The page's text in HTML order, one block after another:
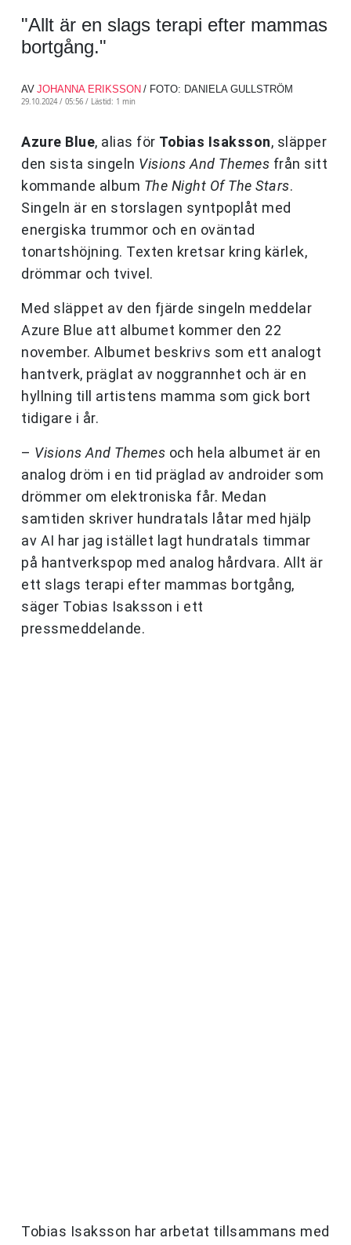
"Allt är en slags terapi efter mammas
bortgång."
AV JOHANNA ERIKSSON / FOTO: DANIELA GULLSTRÖM
29.10.2024 / 05:56 / Lästid: 1 min
Azure Blue, alias för Tobias Isaksson, släpper
den sista singeln Visions And Themes från sitt
kommande album The Night Of The Stars.
Singeln är en storslagen syntpoplåt med
energiska trummor och en oväntad
tonartshöjning. Texten kretsar kring kärlek,
drömmar och tvivel.
Med släppet av den fjärde singeln meddelar
Azure Blue att albumet kommer den 22
november. Albumet beskrivs som ett analogt
hantverk, präglat av noggrannhet och är en
hyllning till artistens mamma som gick bort
tidigare i år.
– Visions And Themes och hela albumet är en
analog dröm i en tid präglad av androider som
drömmer om elektroniska får. Medan
samtiden skriver hundratals låtar med hjälp
av AI har jag istället lagt hundratals timmar
på hantverkspop med analog hårdvara. Allt är
ett slags terapi efter mammas bortgång,
säger Tobias Isaksson i ett
pressmeddelande.
Tobias Isaksson har arbetat tillsammans med